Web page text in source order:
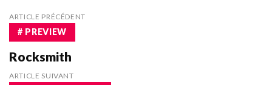
ARTICLE PRÉCÉDENT
# PREVIEW
Rocksmith
ARTICLE SUIVANT